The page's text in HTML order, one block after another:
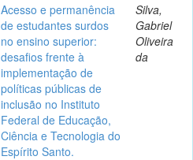
Acesso e permanência
de estudantes surdos
no ensino superior:
desafios frente à
implementação de
políticas públicas de
inclusão no Instituto
Federal de Educação,
Ciência e Tecnologia do
Espírito Santo.
Silva,
Gabriel
Oliveira
da